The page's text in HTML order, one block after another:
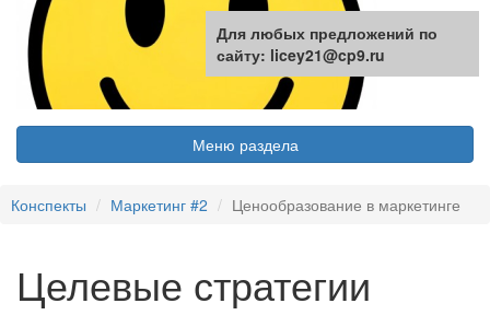
Меню раздела
Конспекты Маркетинг #2 Ценообразование в маркетинге
Целевые стратегии
Для любых предложений по
сайту: licey21@cp9.ru